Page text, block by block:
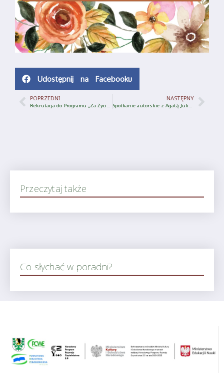
Udostępnij na Facebooku
POPRZEDNI
Rekrutacja do Programu „Za Życiem” 2024r.
NASTĘPNY
Spotkanie autorskie z Agatą Julią Prosińską
Przeczytaj także
Co słychać w poradni?